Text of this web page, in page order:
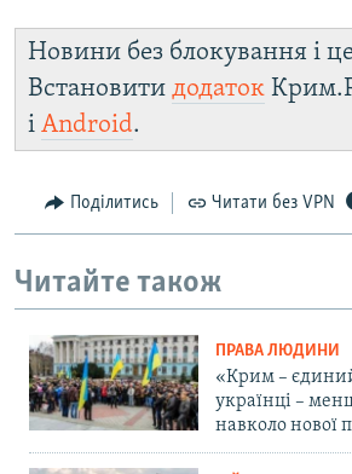
Новини без блокування і
Встановити додаток
і Android.
Поділитись Читати без VPN
Читайте також
ПРАВА ЛЮДИНИ
«Крим –
українці –
навколо нової